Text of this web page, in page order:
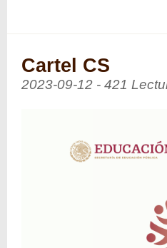
Cartel CS
2023-09-12 - 421